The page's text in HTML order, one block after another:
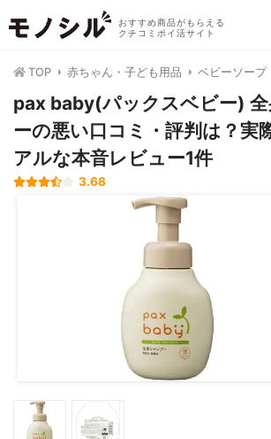
おすすめ商品がもらえる
クチコミポイ活サイト
TOP 赤ちゃん・子ども用品 ベビーソープ
pax baby(パックスベビー)
ーの悪い口コミ・評判は？実
アルな本音レビュー1件
3.68